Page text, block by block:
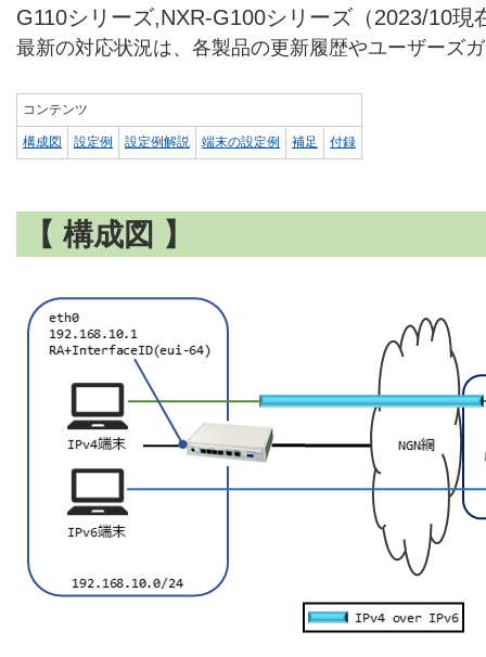
G110シリーズ,NXR-G100シリーズ（2023/10現
最新の対応状況は、各製品の更新履歴やユーザーズ
コンテンツ
構成図 設定例 設定例解説 端末の設定例 補足 付録
【 構成図 】